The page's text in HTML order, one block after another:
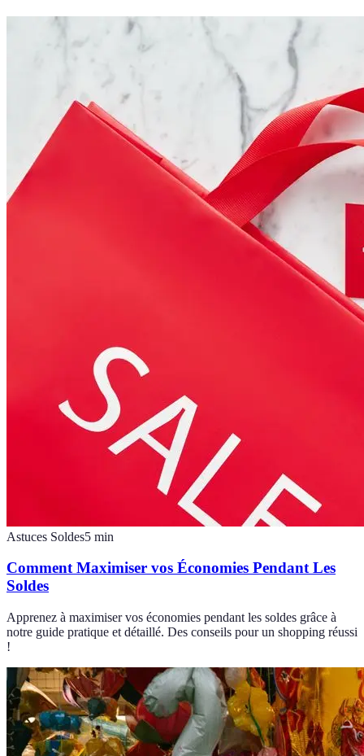
Astuces Soldes5 min
Comment Maximiser vos Économies Pendant Les
Soldes
Apprenez à maximiser vos économies pendant les soldes grâce à
notre guide pratique et détaillé. Des conseils pour un shopping réussi
!